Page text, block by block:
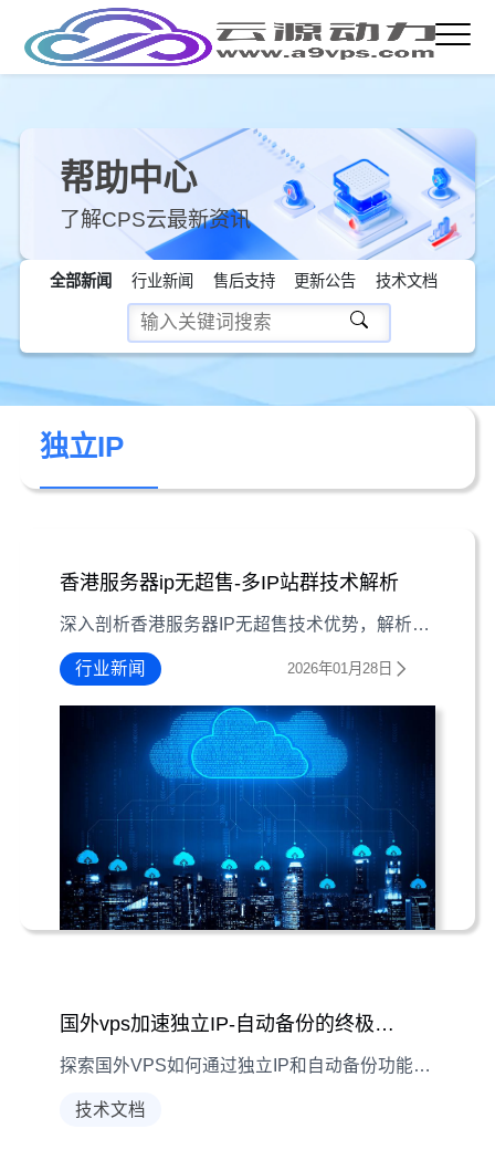
帮助中心
了解CPS云最新资讯
全部新闻 行业新闻 售后支持 更新公告 技术文档
独立IP
香港服务器ip无超售-多IP站群技术解析
深入剖析香港服务器IP无超售技术优势，解析多IP站群部署方案
行业新闻 2026年01月28日
国外vps加速独立IP-自动备份的终极保障
探索国外VPS如何通过独立IP和自动备份功能为您的业务提供稳定加速与数据安全保障
技术文档